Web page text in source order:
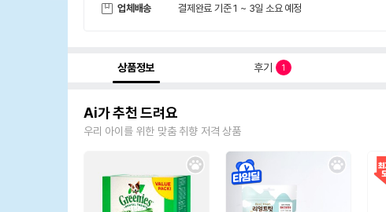
업체배송 결제완료 기준 1 ~ 3일 소요 예정
상품정보 후기 1
Ai가 추천 드려요
우리 아이를 위한 맞춤 취향 저격 상품